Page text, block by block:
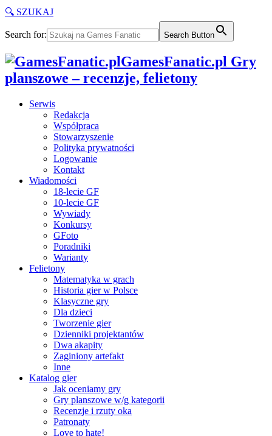
🔍 SZUKAJ
Search for: Search Button
GamesFanatic.pl Gry
planszowe – recenzje, felietony
Serwis
Redakcja
Współpraca
Stowarzyszenie
Polityka prywatności
Logowanie
Kontakt
Wiadomości
18-lecie GF
10-lecie GF
Wywiady
Konkursy
GFoto
Poradniki
Warianty
Felietony
Matematyka w grach
Historia gier w Polsce
Klasyczne gry
Dla dzieci
Tworzenie gier
Dzienniki projektantów
Dwa akapity
Zaginiony artefakt
Inne
Katalog gier
Jak oceniamy gry
Gry planszowe w/g kategorii
Recenzje i rzuty oka
Patronaty
Love to hate!